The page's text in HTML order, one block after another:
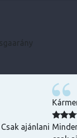
ajánlani